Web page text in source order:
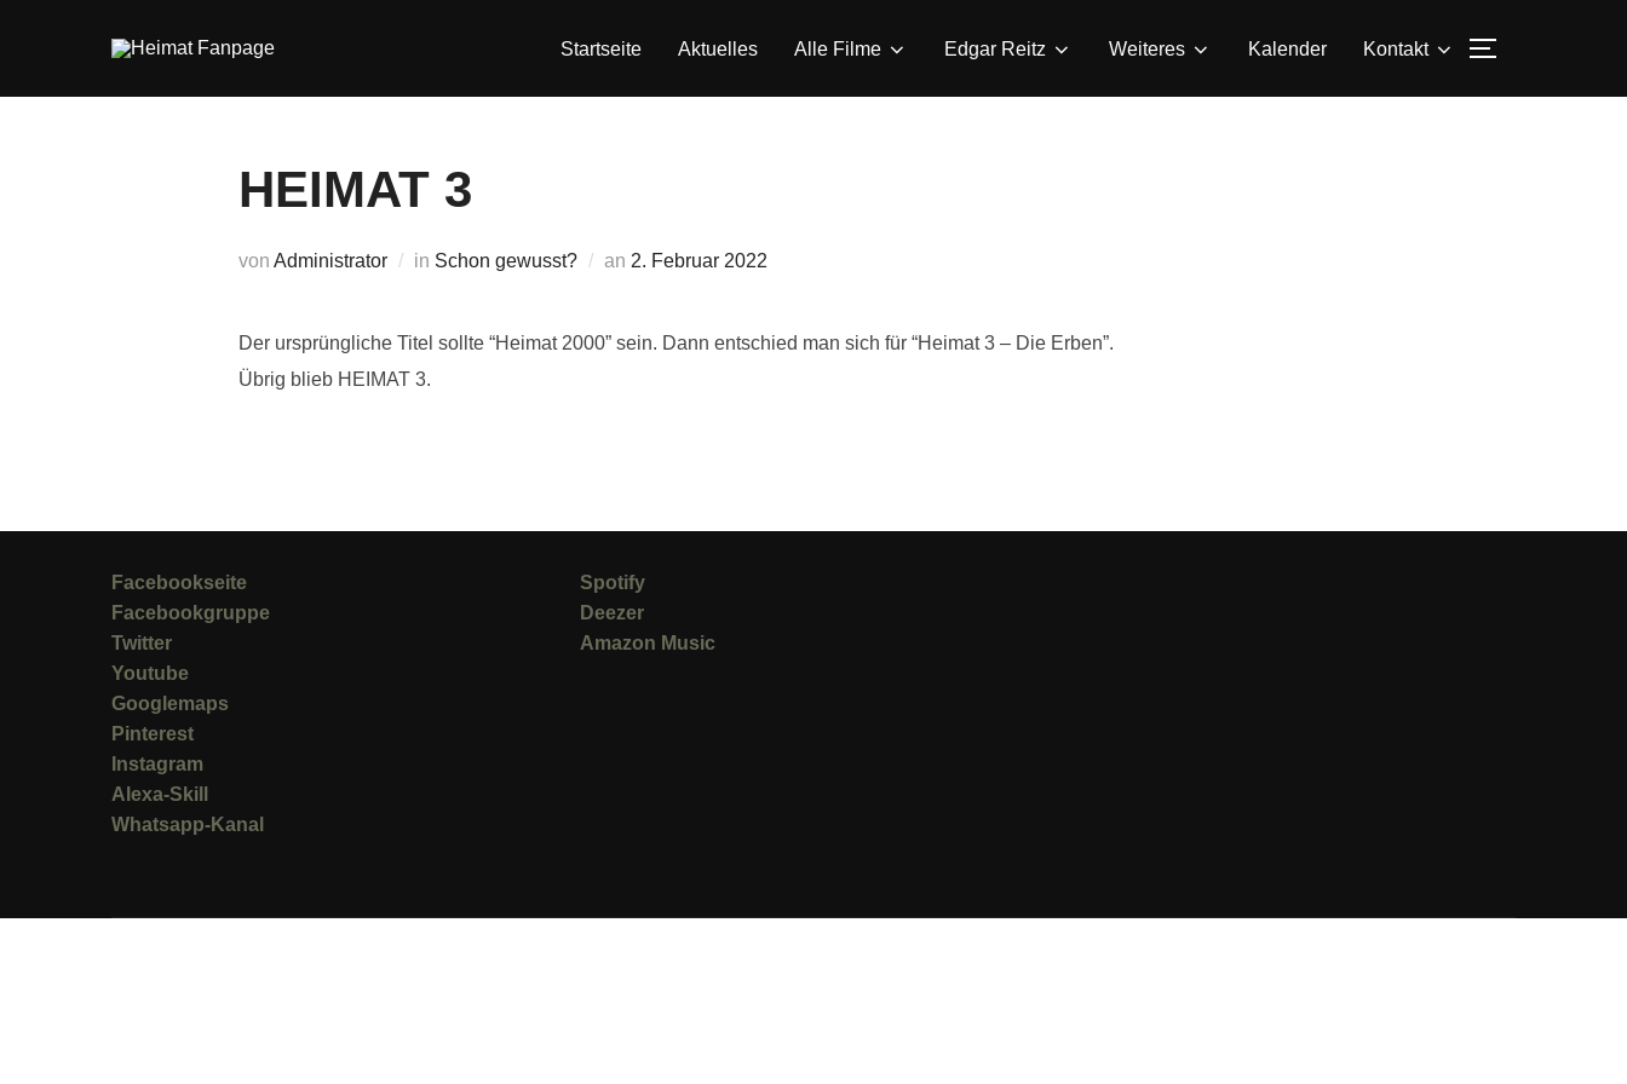
Startseite Aktuelles Alle Filme Edgar Reitz Weiteres Kalender Kontakt
HEIMAT 3
von Administrator in Schon gewusst? an Veröffentlicht
2. Februar 2022
Der ursprüngliche Titel sollte “Heimat 2000” sein. Dann entschied man sich für “Heimat 3 – Die Erben”.
Übrig blieb HEIMAT 3.
Facebookseite
Facebookgruppe
Twitter
Youtube
Googlemaps
Pinterest
Instagram
Alexa-Skill
Whatsapp-Kanal
Spotify
Deezer
Amazon Music